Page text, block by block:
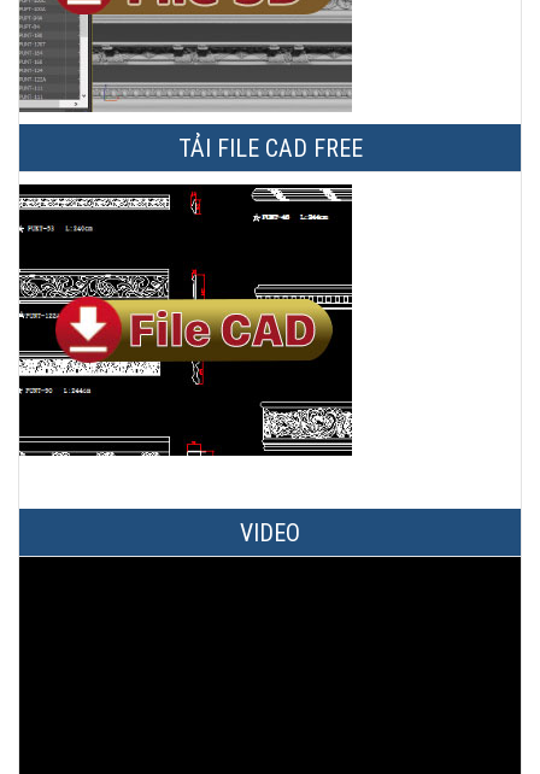
TẢI FILE CAD FREE
VIDEO